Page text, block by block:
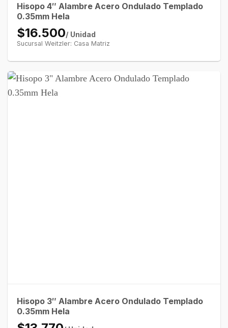
Hisopo 4″ Alambre Acero Ondulado Templado
0.35mm Hela
$16.500/ Unidad
Sucursal Weitzler: Casa Matriz
Hisopo 3″ Alambre Acero Ondulado Templado
0.35mm Hela